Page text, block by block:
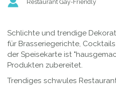
Restaurant Gay-Friendly
Schlichte und trendige
für Brasseriegerichte,
der Speisekarte ist
Produkten zubereitet.
Trendiges schwules